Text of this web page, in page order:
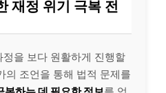
재정 위기 극복 전
을 보다 원활하게 진행할
의 조언을 통해 법적 문제를